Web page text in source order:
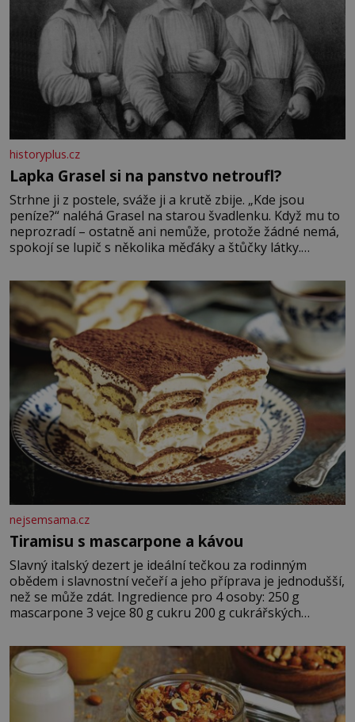
historyplus.cz
Lapka Grasel si na panstvo netroufl?
Strhne ji z postele, sváže ji a krutě zbije. „Kde jsou
peníze?“ naléhá Grasel na starou švadlenku. Když mu to
neprozradí – ostatně ani nemůže, protože žádné nemá,
spokojí se lupič s několika měďáky a štůčky látky.
krutý. Jeho činy budí hrůzu ještě dlouho po jeho smrti
nejsemsama.cz
Tiramisu s mascarpone a kávou
Slavný italský dezert je ideální tečkou za rodinným
obědem i slavnostní večeří a jeho příprava je jednodušší,
než se může zdát. Ingredience pro 4 osoby: 250 g
mascarpone 3 vejce 80 g cukru 200 g cukrářských
posypání Postup: Oddělte žloutky od bílků. Žloutky
vyšlehejte s cukrem do světlé pěny a postupně do nich
vmíchejte mascarpone, aby vznikl hladký